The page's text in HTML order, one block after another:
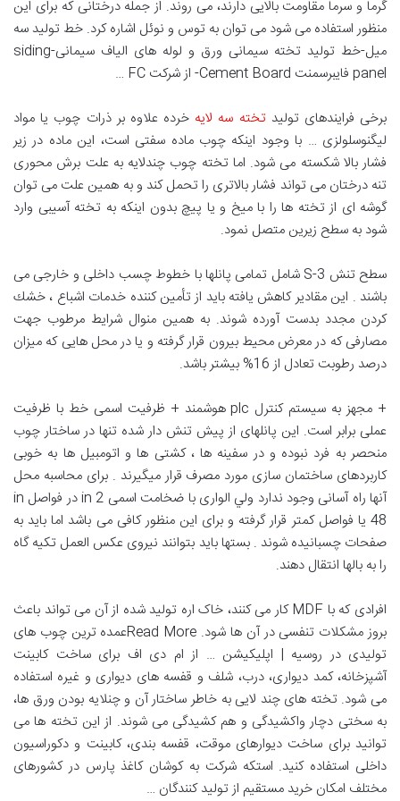
گرما و سرما مقاومت بالایی دارند، می روند. از جمله درختانی که برای این
منظور استفاده می شود می توان به توس و نوئل اشاره کرد. خط توليد سه
ميل-خط تولید تخته سیمانی ورق و لوله های الیاف سیمانی-siding
panel فایبرسمنت Cement Board- از شرکت FC …
برخی فرایندهای تولید تخته سه لایه خرده علاوه بر ذرات چوب یا مواد
لیگنوسلولزی … با وجود اینکه چوب ماده سفتی است، این ماده در زیر
فشار بالا شکسته می شود. اما تخته چوب چندلایه به علت برش محوری
تنه درختان می تواند فشار بالاتری را تحمل کند و به همین علت می توان
گوشه ای از تخته ها را با میخ و یا پیچ بدون اینکه به تخته آسیبی وارد
شود به سطح زیرین متصل نمود.
سطح تنش 3-S شامل تمامی پانلها با خطوط چسب داخلی و خارجی می
باشند . اين مقادير كاهش يافته بايد از تأمين كننده خدمات اشباع ، خشك
كردن مجدد بدست آورده شوند. به همين منوال شرايط مرطوب جهت
مصارفی كه در معرض محيط بيرون قرار گرفته و يا در محل هايی كه ميزان
درصد رطوبت تعادل از 16% بیشتر باشد.
+ مجهز به سیستم کنترل plc هوشمند + ظرفیت اسمی خط با ظرفیت
عملی برابر است. اين پانلهای از پيش تنش دار شده تنها در ساختار چوب
منحصر به فرد نبوده و در سفينه ها ، كشتی ها و اتومبيل ها به خوبی
كاربردهای ساختمان سازی مورد مصرف قرار ميگيرند . برای محاسبه محل
آنها راه آسانی وجود ندارد ولي الواری با ضخامت اسمی in 2 در فواصل in
48 يا فواصل كمتر قرار گرفته و برای اين منظور كافی می باشد اما بايد به
صفحات چسبانيده شوند . بستها بايد بتوانند نيروی عكس العمل تكيه گاه
را به بالها انتقال دهند.
افرادی که با MDF کار می کنند، خاک اره تولید شده از آن می تواند باعث
بروز مشکلات تنفسی در آن ها شود. Read Moreعمده ترین چوب های
تولیدی در روسیه | اپلیکیشن … از ام دی اف برای ساخت کابینت
آشپزخانه، کمد دیواری، درب، شلف و قفسه های دیواری و غیره استفاده
می شود. تخته های چند لایی به خاطر ساختار آن و چنلایه بودن ورق ها،
به سختی دچار واکشیدگی و هم کشیدگی می شوند. از این تخته ها می
توانید برای ساخت دیوارهای موقت، قفسه بندی، کابینت و دکوراسیون
داخلی استفاده کنید. استکه شرکت به کوشان کاغذ پارس در کشورهای
مختلف امکان خرید مستقیم از تولید کنندگان …